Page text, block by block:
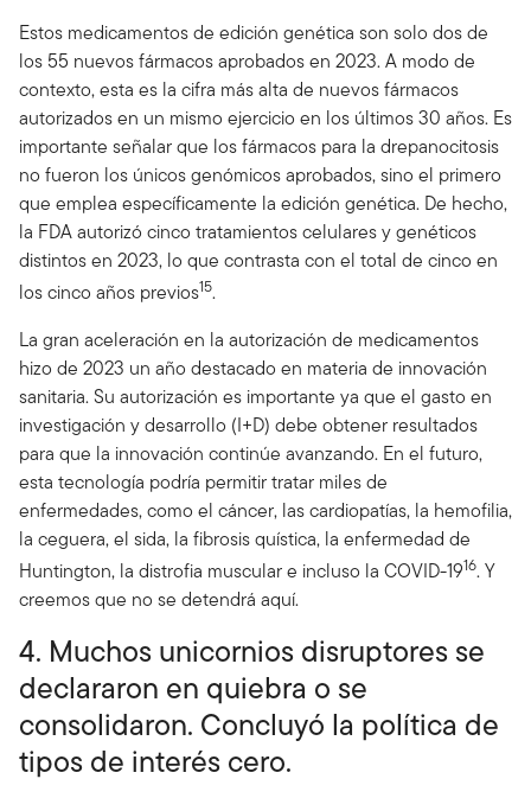
Estos medicamentos de edición genética son solo dos de
los 55 nuevos fármacos aprobados en 2023. A modo de
contexto, esta es la cifra más alta de nuevos fármacos
autorizados en un mismo ejercicio en los últimos 30 años. Es
importante señalar que los fármacos para la drepanocitosis
no fueron los únicos genómicos aprobados, sino el primero
que emplea específicamente la edición genética. De hecho,
la FDA autorizó cinco tratamientos celulares y genéticos
distintos en 2023, lo que contrasta con el total de cinco en
los cinco años previos15.
La gran aceleración en la autorización de medicamentos
hizo de 2023 un año destacado en materia de innovación
sanitaria. Su autorización es importante ya que el gasto en
investigación y desarrollo (I+D) debe obtener resultados
para que la innovación continúe avanzando. En el futuro,
esta tecnología podría permitir tratar miles de
enfermedades, como el cáncer, las cardiopatías, la hemofilia,
la ceguera, el sida, la fibrosis quística, la enfermedad de
Huntington, la distrofia muscular e incluso la COVID-1916. Y
creemos que no se detendrá aquí.
4. Muchos unicornios disruptores se
declararon en quiebra o se
consolidaron. Concluyó la política de
tipos de interés cero.